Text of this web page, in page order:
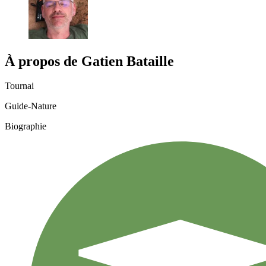
À propos de Gatien Bataille
Tournai
Guide-Nature
Biographie